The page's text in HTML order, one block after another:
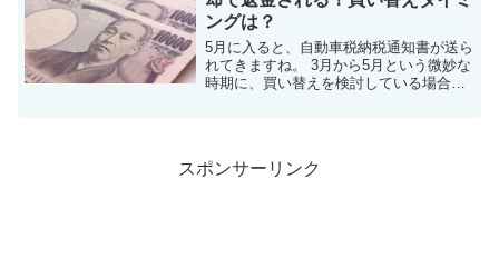
ングは？
5月に入ると、自動車税納税通知書が送ら
れてきますね。 3月から5月という微妙な
時期に、買い替えを検討している場合は
スポンサーリンク